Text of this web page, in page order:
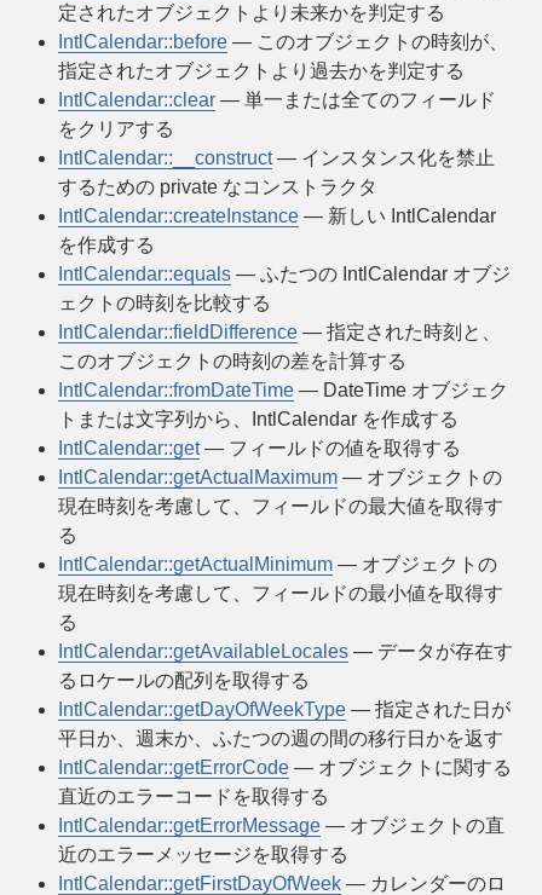
定されたオブジェクトより未来かを判定する
IntlCalendar::before — このオブジェクトの時刻が、
指定されたオブジェクトより過去かを判定する
IntlCalendar::clear — 単一または全てのフィールド
をクリアする
IntlCalendar::__construct— インスタンス化を禁止
するための private なコンストラクタ
IntlCalendar::createInstance — 新しい IntlCalendar
を作成する
IntlCalendar::equals — ふたつの IntlCalendar オブジ
ェクトの時刻を比較する
IntlCalendar::fieldDifference — 指定された時刻と、
このオブジェクトの時刻の差を計算する
IntlCalendar::fromDateTime — DateTime オブジェク
トまたは文字列から、IntlCalendar を作成する
IntlCalendar::get— フィールドの値を取得する
IntlCalendar::getActualMaximum — オブジェクトの
現在時刻を考慮して、フィールドの最大値を取得す
る
IntlCalendar::getActualMinimum — オブジェクトの
現在時刻を考慮して、フィールドの最小値を取得す
る
IntlCalendar::getAvailableLocales — データが存在す
るロケールの配列を取得する
IntlCalendar::getDayOfWeekType — 指定された日が
平日か、週末か、ふたつの週の間の移行日かを返す
IntlCalendar::getErrorCode — オブジェクトに関する
直近のエラーコードを取得する
IntlCalendar::getErrorMessage — オブジェクトの直
近のエラーメッセージを取得する
IntlCalendar::getFirstDayOfWeek — カレンダーのロ